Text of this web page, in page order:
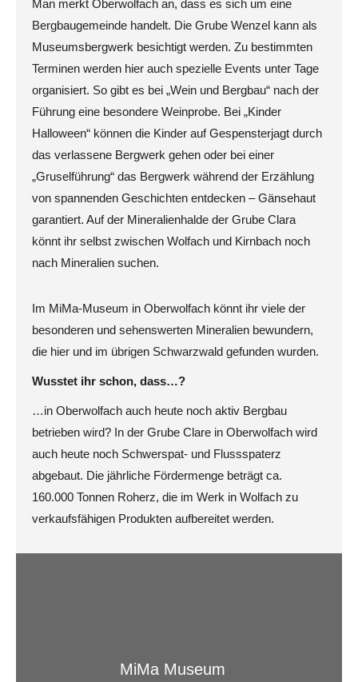
Man merkt Oberwolfach an, dass es sich um eine
Bergbaugemeinde handelt. Die Grube Wenzel kann als
Museumsbergwerk besichtigt werden. Zu bestimmten
Terminen werden hier auch spezielle Events unter Tage
organisiert. So gibt es bei „Wein und Bergbau“ nach der
Führung eine besondere Weinprobe. Bei „Kinder
Halloween“ können die Kinder auf Gespensterjagt durch
das verlassene Bergwerk gehen oder bei einer
„Gruselführung“ das Bergwerk während der Erzählung
von spannenden Geschichten entdecken – Gänsehaut
garantiert. Auf der Mineralienhalde der Grube Clara
könnt ihr selbst zwischen Wolfach und Kirnbach noch
nach Mineralien suchen.
Im MiMa-Museum in Oberwolfach könnt ihr viele der
besonderen und sehenswerten Mineralien bewundern,
die hier und im übrigen Schwarzwald gefunden wurden.
Wusstet ihr schon, dass…?
…in Oberwolfach auch heute noch aktiv Bergbau
betrieben wird? In der Grube Clare in Oberwolfach wird
auch heute noch Schwerspat- und Flussspaterz
abgebaut. Die jährliche Fördermenge beträgt ca.
160.000 Tonnen Roherz, die im Werk in Wolfach zu
verkaufsfähigen Produkten aufbereitet werden.
MiMa Museum